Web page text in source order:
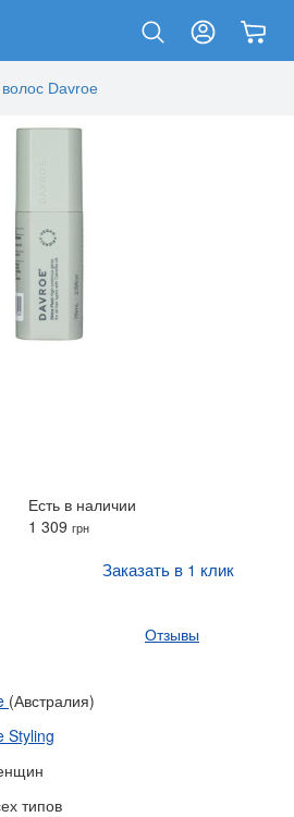
Davroe
Есть в наличии
1 309 грн
Заказать в 1 клик
Отзывы
(Австралия)
Styling
типов